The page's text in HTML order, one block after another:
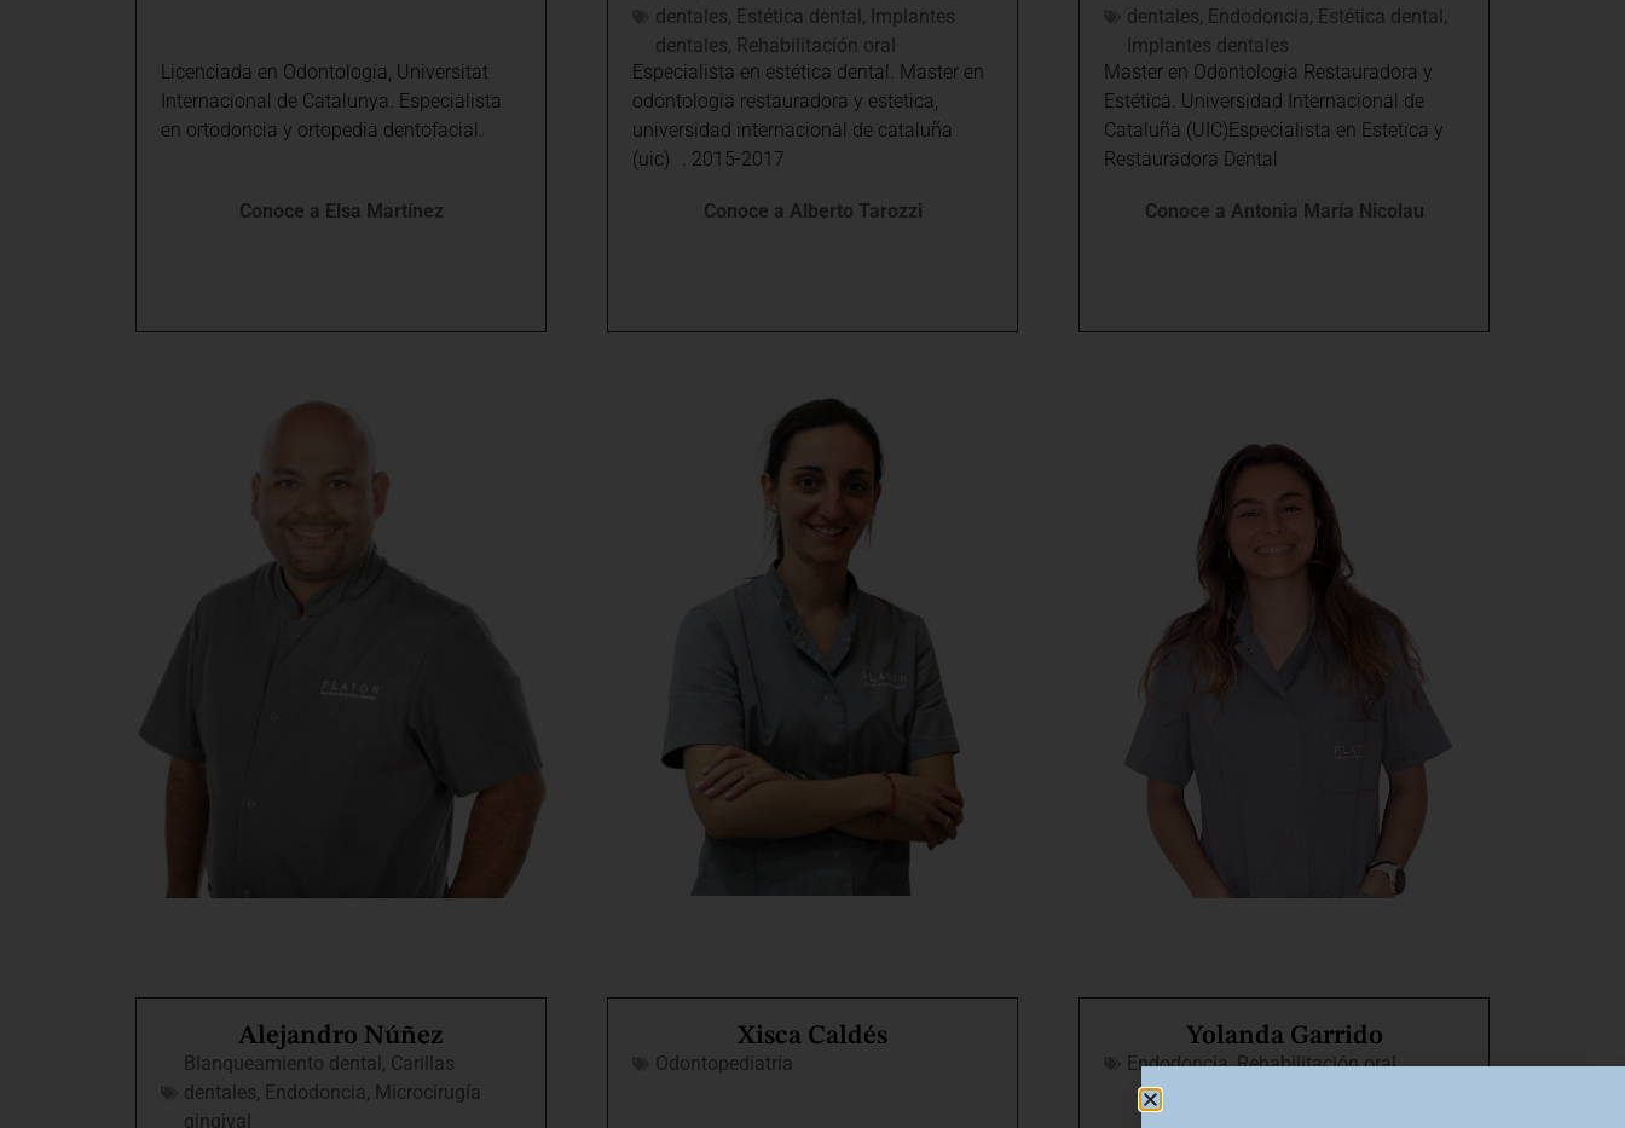
Licenciada en Odontología, Universitat
Internacional de Catalunya. Especialista
en ortodoncia y ortopedia dentofacial.
Conoce a Elsa Martínez
dentales, Estética dental, Implantes
dentales, Rehabilitación oral
Especialista en estética dental. Master en
odontologia restauradora y estetica,
universidad internacional de cataluña
(uic) . 2015-2017
Conoce a Alberto Tarozzi
dentales, Endodoncia, Estética dental,
Implantes dentales
Master en Odontología Restauradora y
Estética. Universidad Internacional de
Cataluña (UIC)Especialista en Estetica y
Restauradora Dental
Conoce a Antonia María Nicolau
Alejandro Núñez
Blanqueamiento dental, Carillas
dentales, Endodoncia, Microcirugía
gingival
Xisca Caldés
Odontopediatría
Yolanda Garrido
Endodoncia,Rehabilitación oral